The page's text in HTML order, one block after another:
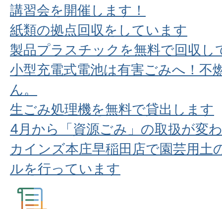
講習会を開催します！
紙類の拠点回収をしています
製品プラスチックを無料で回収し
小型充電式電池は有害ごみへ！不
ん。
生ごみ処理機を無料で貸出します
4月から「資源ごみ」の取扱が変
カインズ本庄早稲田店で園芸用土
ルを行っています